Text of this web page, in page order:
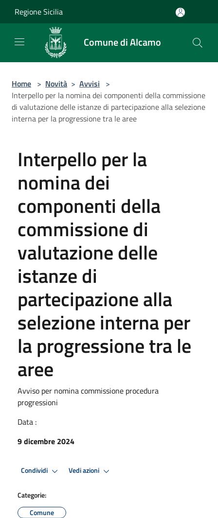
Regione Sicilia
Comune di Alcamo
Home > Novità > Avvisi >
Interpello per la nomina dei componenti della commissione
di valutazione delle istanze di partecipazione alla selezione
interna per la progressione tra le aree
Interpello per la
nomina dei
componenti della
commissione di
valutazione delle
istanze di
partecipazione alla
selezione interna per
la progressione tra le
aree
Avviso per nomina commissione procedura
progressioni
Data :
9 dicembre 2024
Condividi Vedi azioni
Categorie:
Comune